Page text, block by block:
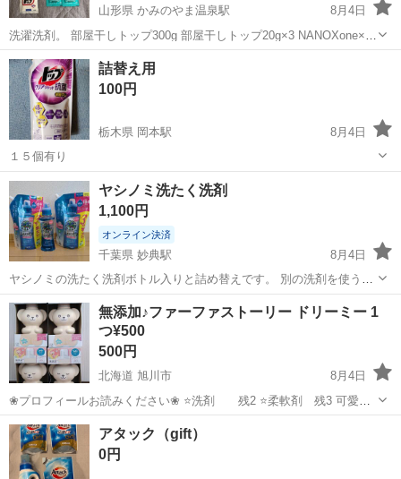
山形県 かみのやま温泉駅
8月4日
洗濯洗剤。 部屋干しトップ300g 部屋干しトップ20g×3 NANOXone×2
我が家では使わないので使う方に。
山形 上山市 かみのやま温泉駅
詰替え用
100円
栃木県 岡本駅
8月4日
１５個有り
栃木 宇都宮市 岡本駅 洗濯用品
ヤシノミ洗たく洗剤
1,100円
オンライン決済
千葉県 妙典駅
8月4日
ヤシノミの洗たく洗剤ボトル入りと詰め替えです。 別の洗剤を使うこ
とになったため、お譲りします。 全て新品未開封です。 ◯内容 ヤシ
ノミ洗たく洗剤ボトル520ml ×1 ヤシノミ洗たく洗剤詰め替え
1380ml×2
千葉 市川市 妙典駅
無添加♪ファーファストーリー ドリーミー 1
つ¥500
500円
北海道 旭川市
8月4日
❀プロフィールお読みください❀ ⭐️洗剤 残2 ⭐️柔軟剤 残3 可愛い
クマさん型♪ お問い合わせの際欲しい数教えて下さい😊 ✿何も言われ
ない場合全部になります✿
北海道 旭川市 洗濯用品
アタック（gift）
0円